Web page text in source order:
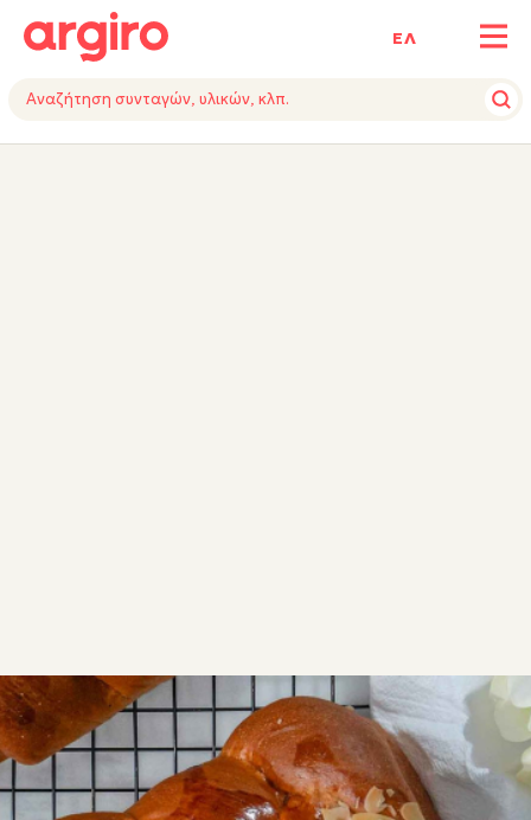
ΕΛ
ΥΛΙΚΑΕΚΤΕΛΕΣΗΕΞΟΠΛΙΣΜΟΣ
ΣΥΝΤΑΓΕΣ ΓΛΥΚΑ ΠΑΡΑΔΟΣΙΑΚΑ ΓΛΥΚΑ
Τσουρεκάκια ατομικά
Εύκολα τσουρεκάκια ατομικά και αφράτα, με